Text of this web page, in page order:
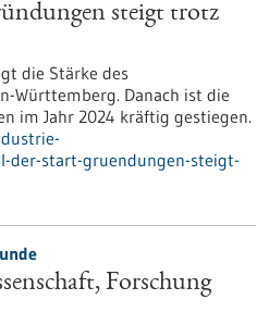
steigt trotz
die Stärke des
Württemberg. Danach ist die
im Jahr 2024 kräftig gestiegen.
start-gruendungen-steigt-
Forschung